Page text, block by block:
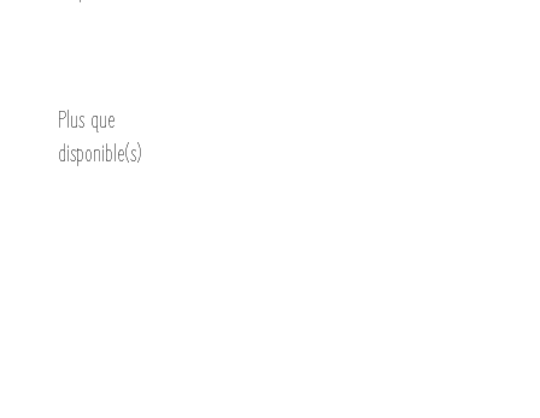
Plus que
disponible(s)